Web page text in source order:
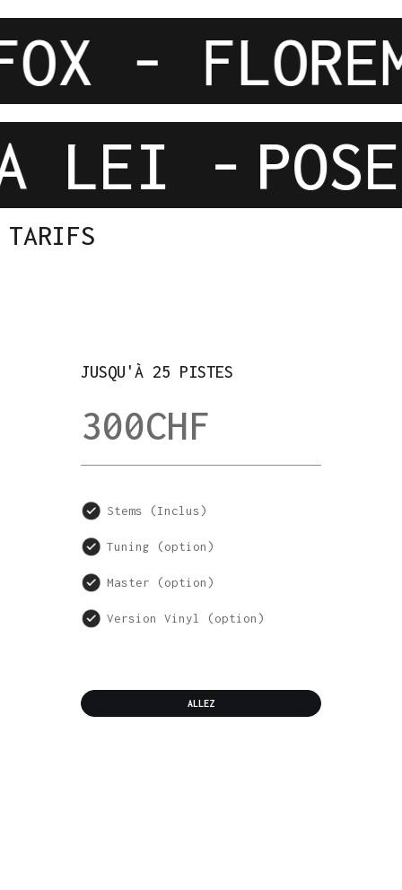
-
LEI -
TARIFS
JUSQU'À 25 PISTES
300CHF
Stems (Inclus)
Tuning (option)
Master (option)
Version Vinyl (option)
ALLEZ